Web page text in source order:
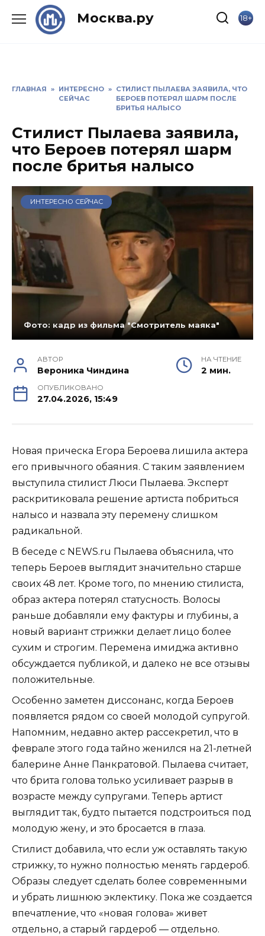
Москва.ру 18+
ГЛАВНАЯ » ИНТЕРЕСНО
СЕЙЧАС
» СТИЛИСТ ПЫЛАЕВА ЗАЯВИЛА, ЧТО
БЕРОЕВ ПОТЕРЯЛ ШАРМ ПОСЛЕ
БРИТЬЯ НАЛЫСО
Стилист Пылаева заявила,
что Бероев потерял шарм
после бритья налысо
ИНТЕРЕСНО СЕЙЧАС
Фото: кадр из фильма "Смотритель маяка"
АВТОР
Вероника Чиндина
НА ЧТЕНИЕ
2 мин.
ОПУБЛИКОВАНО
27.04.2026, 15:49
Новая прическа Егора Бероева лишила актера
его привычного обаяния. С таким заявлением
выступила стилист Люси Пылаева. Эксперт
раскритиковала решение артиста побриться
налысо и назвала эту перемену слишком
радикальной.
В беседе с NEWS.ru Пылаева объяснила, что
теперь Бероев выглядит значительно старше
своих 48 лет. Кроме того, по мнению стилиста,
образ актера потерял статусность. Волосы
раньше добавляли ему фактуры и глубины, а
новый вариант стрижки делает лицо более
сухим и строгим. Перемена имиджа активно
обсуждается публикой, и далеко не все отзывы
положительные.
Особенно заметен диссонанс, когда Бероев
появляется рядом со своей молодой супругой.
Напомним, недавно актер рассекретил, что в
феврале этого года тайно женился на 21-летней
балерине Анне Панкратовой. Пылаева считает,
что брита голова только усиливает разрыв в
возрасте между супругами. Теперь артист
выглядит так, будто пытается подстроиться под
молодую жену, и это бросается в глаза.
Стилист добавила, что если уж оставлять такую
стрижку, то нужно полностью менять гардероб.
Образы следует сделать более современными
и убрать лишнюю эклектику. Пока же создается
впечатление, что «новая голова» живет
отдельно, а старый гардероб — отдельно.